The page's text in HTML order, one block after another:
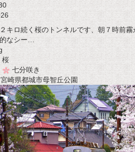
キロ続く桜のトンネルです、朝７時前霧
なシー…
桜
七分咲き
崎県都城市母智丘公園